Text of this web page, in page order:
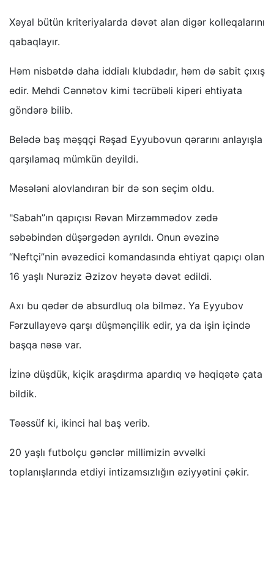
Xəyal bütün kriteriyalarda dəvət alan digər kolleqalarını
qabaqlayır.
Həm nisbətdə daha iddialı klubdadır, həm də sabit çıxış
edir. Mehdi Cənnətov kimi təcrübəli kiperi ehtiyata
göndərə bilib.
Belədə baş məşqçi Rəşad Eyyubovun qərarını anlayışla
qarşılamaq mümkün deyildi.
Məsələni alovlandıran bir də son seçim oldu.
"Sabah”ın qapıçısı Rəvan Mirzəmmədov zədə
səbəbindən düşərgədən ayrıldı. Onun əvəzinə
“Neftçi”nin əvəzedici komandasında ehtiyat qapıçı olan
16 yaşlı Nurəziz Əzizov heyətə dəvət edildi.
Axı bu qədər də absurdluq ola bilməz. Ya Eyyubov
Fərzullayevə qarşı düşmənçilik edir, ya da işin içində
başqa nəsə var.
İzinə düşdük, kiçik araşdırma apardıq və həqiqətə çata
bildik.
Təəssüf ki, ikinci hal baş verib.
20 yaşlı futbolçu gənclər millimizin əvvəlki
toplanışlarında etdiyi intizamsızlığın əziyyətini çəkir.